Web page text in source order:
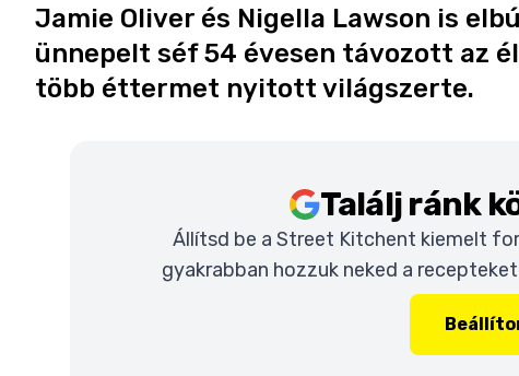
Jamie Oliver és Nigella Lawson is
ünnepelt séf 54 évesen távozott az
több éttermet nyitott világszerte.
Találj ránk
Állítsd be a Street Kitchent kiemelt
gyakrabban hozzuk neked a